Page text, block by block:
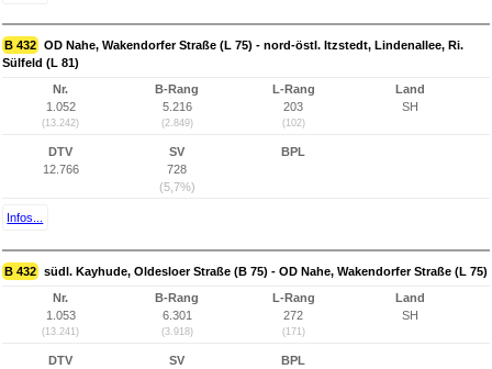
B 432 OD Nahe, Wakendorfer Straße (L 75) - nord-östl. Itzstedt, Lindenallee, Ri.
Sülfeld (L 81)
Nr.
1.052
(13.242)
B-Rang
5.216
(2.849)
L-Rang
203
(102)
Land
SH
DTV
12.766
SV
728
(5,7%)
BPL
Infos...
B 432 südl. Kayhude, Oldesloer Straße (B 75) - OD Nahe, Wakendorfer Straße (L 75)
Nr.
1.053
(13.241)
B-Rang
6.301
(3.918)
L-Rang
272
(171)
Land
SH
DTV
SV
BPL